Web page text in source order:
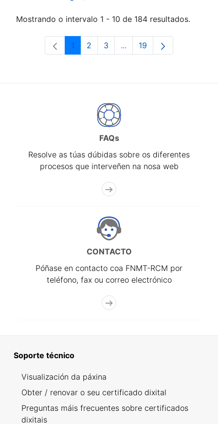
Mostrando o intervalo 1 - 10 de 184 resultados.
Páxina
1 Páxina
2 Páxina
3 ...Páxinas intermedias Use
Páxina
19
FAQs
Resolve as túas dúbidas sobre os diferentes
procesos que interveñen na nosa web
CONTACTO
Póñase en contacto coa FNMT-RCM por
teléfono, fax ou correo electrónico
Soporte técnico
Visualización da páxina
Obter / renovar o seu certificado dixital
Preguntas máis frecuentes sobre certificados
dixitais